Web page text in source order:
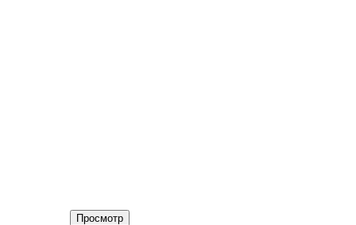
Просмотр